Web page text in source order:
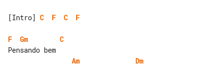
[Intro] C F C F
F Gm
C
Am
Dm